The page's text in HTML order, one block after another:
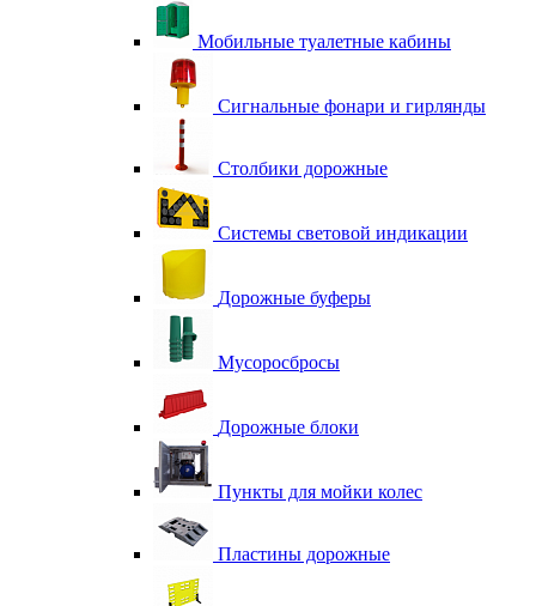
Мобильные туалетные кабины
Сигнальные фонари и гирлянды
Столбики дорожные
Системы световой индикации
Дорожные буферы
Мусоросбросы
Дорожные блоки
Пункты для мойки колес
Пластины дорожные